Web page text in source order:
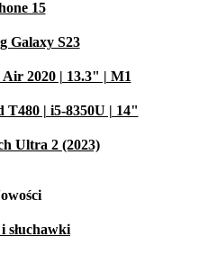
15
Galaxy S23
2020 | 13.3" | M1
T480 | i5-8350U | 14"
Ultra 2 (2023)
słuchawki